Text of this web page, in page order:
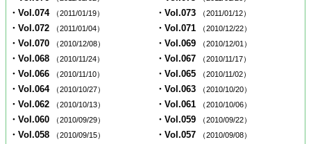
・Vol.074 （2011/01/19） ・Vol.073 （2011/01/12）
・Vol.072 （2011/01/04） ・Vol.071 （2010/12/22）
・Vol.070 （2010/12/08） ・Vol.069 （2010/12/01）
・Vol.068 （2010/11/24） ・Vol.067 （2010/11/17）
・Vol.066 （2010/11/10） ・Vol.065 （2010/11/02）
・Vol.064 （2010/10/27） ・Vol.063 （2010/10/20）
・Vol.062 （2010/10/13） ・Vol.061 （2010/10/06）
・Vol.060 （2010/09/29） ・Vol.059 （2010/09/22）
・Vol.058 （2010/09/15） ・Vol.057 （2010/09/08）